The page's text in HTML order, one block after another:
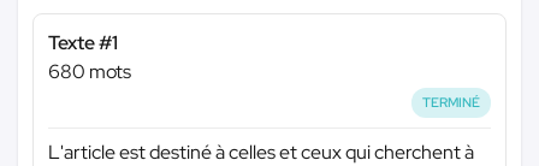
Texte #1
680 mots
TERMINÉ
L'article est destiné à celles et ceux qui cherchent à